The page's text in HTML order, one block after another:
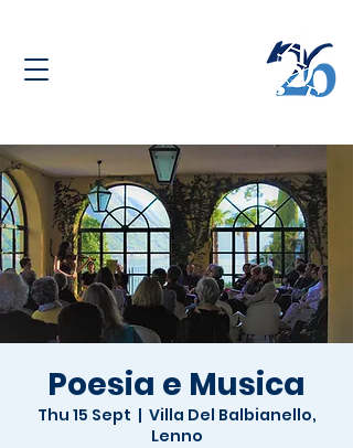
Poesia e Musica
Thu 15 Sept
  |
Villa Del Balbianello,
Lenno